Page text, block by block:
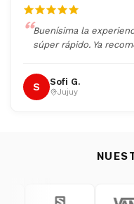
Buenísima la
súper rápido. Ya
S Sofi G.
Jujuy